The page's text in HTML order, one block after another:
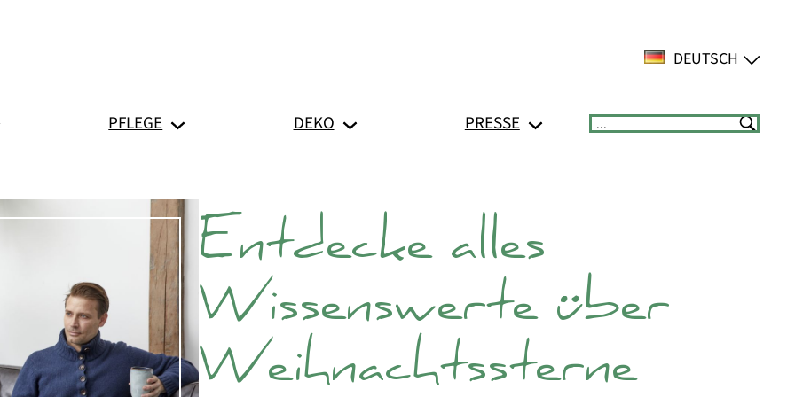
DEUTSCH
PFLEGE DEKO PRESSE Suchen
Entdecke alles
Wissenswerte über
Weihnachtssterne